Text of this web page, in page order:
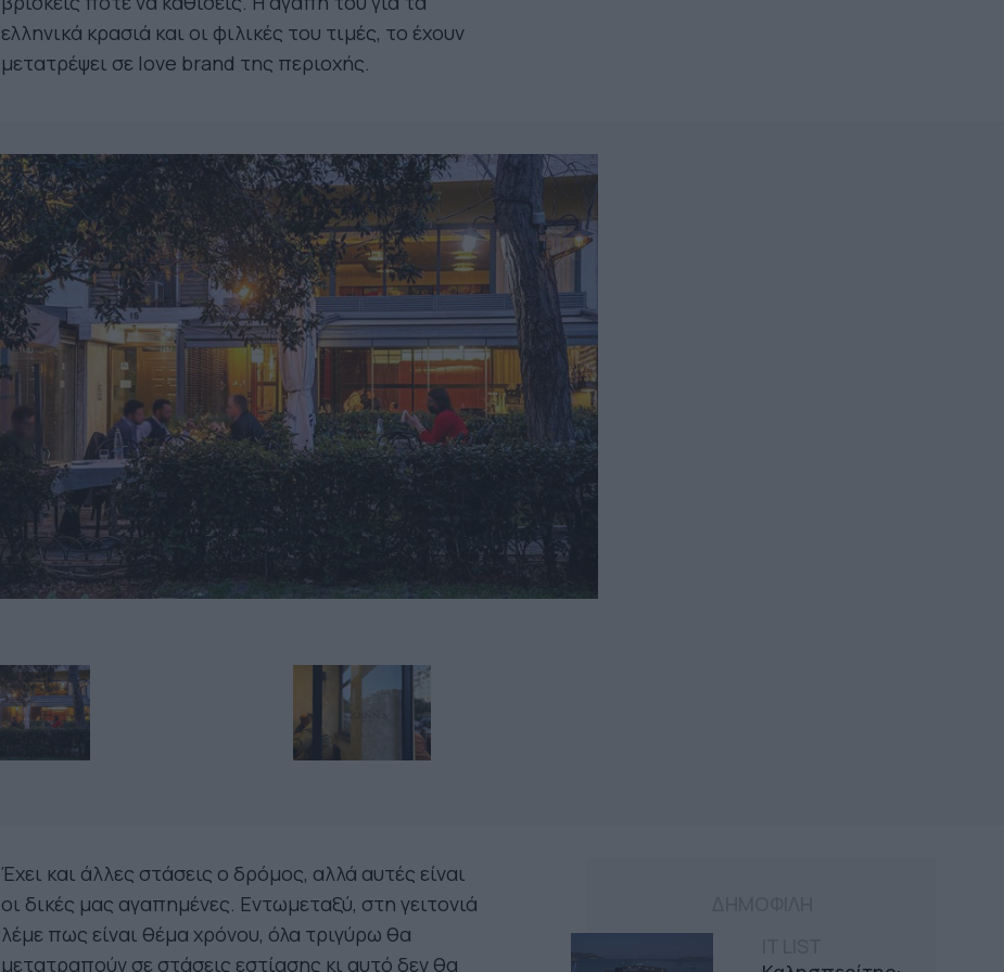
ελληνικά κρασιά και οι φιλικές του τιμές, το έχουν
μετατρέψει σε love brand της περιοχής.
Έχει και άλλες στάσεις ο δρόμος, αλλά αυτές είναι
οι δικές μας αγαπημένες. Εντωμεταξύ, στη γειτονιά
λέμε πως είναι θέμα χρόνου, όλα τριγύρω θα
μετατραπούν σε στάσεις εστίασης κι αυτό δεν θα